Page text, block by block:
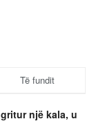
Të fundit
një kala, u